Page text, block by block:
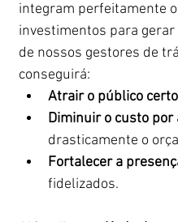
integram perfeitamente o
investimentos para
de nossos gestores de
conseguirá:
Atrair o público certo
Diminuir o custo
drasticamente o
Fortalecer a
fidelizados.